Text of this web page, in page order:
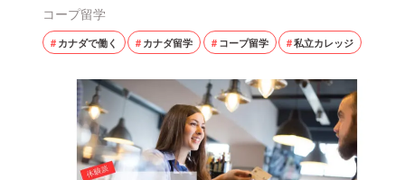
コープ留学
カナダで働く カナダ留学 コープ留学 私立カレッジ